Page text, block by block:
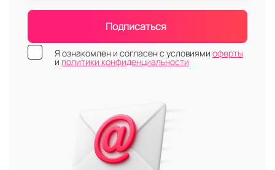
Подписаться
Я ознакомлен и согласен с условиями оферты
и политики конфиденциальности